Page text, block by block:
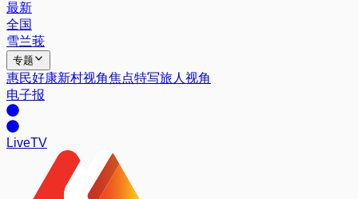
最新
全国
雪兰莪
专题
惠民好康新村视角焦点特写旅人视角
电子报
LiveTV